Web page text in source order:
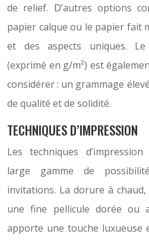
de relief. D’autres options
papier calque ou le papier fait
et des aspects uniques.
(exprimé en g/m²) est
considérer : un grammage
de qualité et de solidité.
TECHNIQUES D’IMPRESSION
Les techniques
large gamme de
invitations. La dorure à
une fine pellicule dorée ou
apporte une touche luxueuse